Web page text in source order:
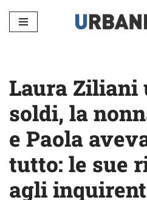
Vai
Laura Ziliani
soldi, la
e Paola
tutto: le sue
agli